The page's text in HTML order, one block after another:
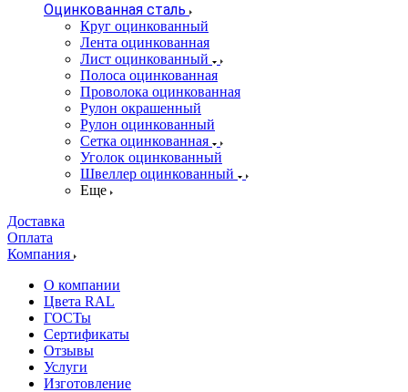
Оцинкованная сталь
Круг оцинкованный
Лента оцинкованная
Лист оцинкованный
Полоса оцинкованная
Проволока оцинкованная
Рулон окрашенный
Рулон оцинкованный
Сетка оцинкованная
Уголок оцинкованный
Швеллер оцинкованный
Еще
Доставка
Оплата
Компания
О компании
Цвета RAL
ГОСТы
Сертификаты
Отзывы
Услуги
Изготовление